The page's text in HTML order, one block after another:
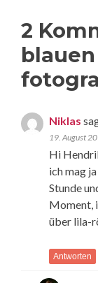
2
Niklas
19. August
Hi
ich mag
Stunde
Moment,
über lila-
Antworten